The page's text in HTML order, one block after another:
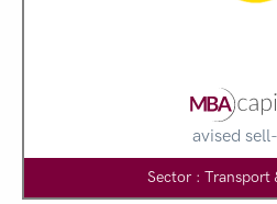
avised
Sector : Transport